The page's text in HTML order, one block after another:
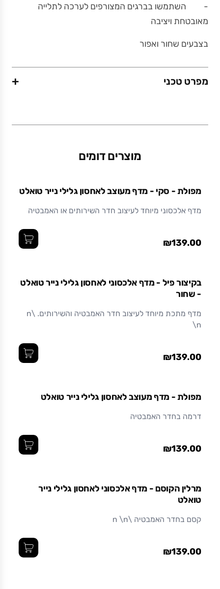
- השתמשו בברגים המצורפים לערכה לתלייה
מאובטחת ויציבה
בצבעים שחור ואפור
מפרט טכני +
משקל (גרם)
חומר
בצביעה אלקטרוסטטית (צבע אבקתי בתנור) עמיד
מוצרים דומים
מפולת - סקי - מדף מעוצב לאחסון גלילי נייר טואלט
מדף אלכסוני מיוחד לעיצוב חדר השירותים או האמבטיה
₪139.00
בקיצור פיל - מדף אלכסוני לאחסון גלילי נייר טואלט
- שחור
מדף מתכת מיוחד לעיצוב חדר האמבטיה והשירותים. \n
\n
₪139.00
מפולת - מדף מעוצב לאחסון גלילי נייר טואלט
דרמה בחדר האמבטיה
₪139.00
מרלין הקוסם - מדף אלכסוני לאחסון גלילי נייר
טואלט
קסם בחדר האמבטיה \n \n
₪139.00